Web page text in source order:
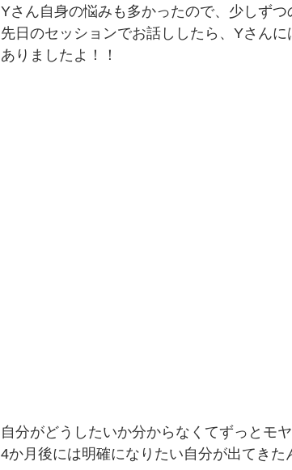
Yさん自身の悩みも多かったので、少しず
先日のセッションでお話ししたら、Yさん
ありましたよ！！
自分がどうしたいか分からなくてずっとモ
4か月後には明確になりたい自分が出てきた